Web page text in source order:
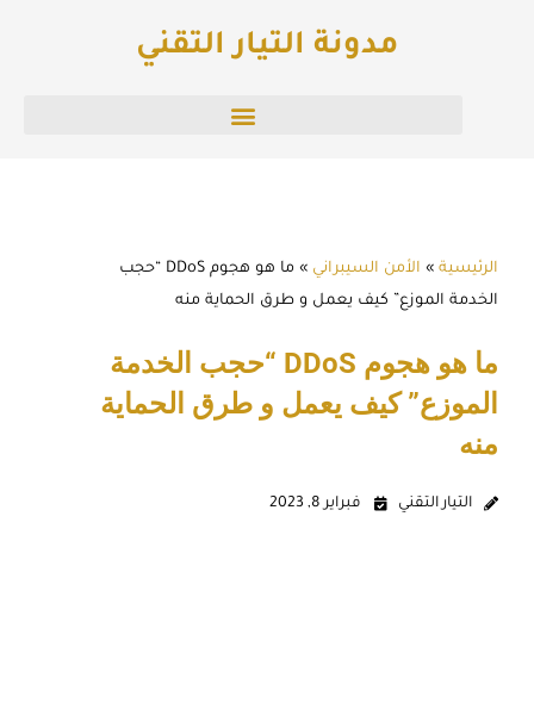
مدونة التيار التقني
الرئيسية » الأمن السيبراني »
ما هو هجوم DDoS “حجب
الخدمة الموزع” كيف يعمل و طرق الحماية منه
ما هو هجوم DDoS “حجب الخدمة
الموزع” كيف يعمل و طرق الحماية
منه
التيار التقني فبراير 8, 2023